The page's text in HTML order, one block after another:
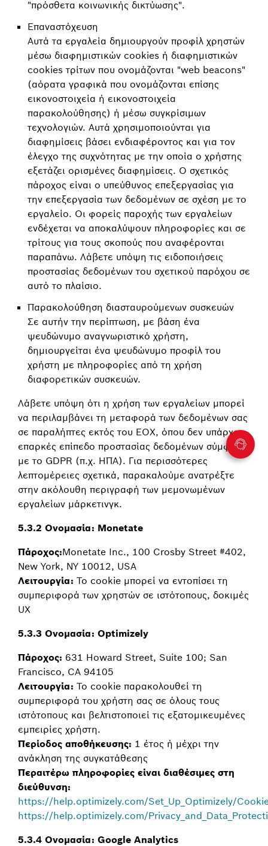
"πρόσθετα κοινωνικής δικτύωσης".
Επαναστόχευση
Αυτά τα εργαλεία δημιουργούν προφίλ χρηστών
μέσω διαφημιστικών cookies ή διαφημιστικών
cookies τρίτων που ονομάζονται "web beacons"
(αόρατα γραφικά που ονομάζονται επίσης
εικονοστοιχεία ή εικονοστοιχεία
παρακολούθησης) ή μέσω συγκρίσιμων
τεχνολογιών. Αυτά χρησιμοποιούνται για
διαφημίσεις βάσει ενδιαφέροντος και για τον
έλεγχο της συχνότητας με την οποία ο χρήστης
εξετάζει ορισμένες διαφημίσεις. Ο σχετικός
πάροχος είναι ο υπεύθυνος επεξεργασίας για
την επεξεργασία των δεδομένων σε σχέση με το
εργαλείο. Οι φορείς παροχής των εργαλείων
ενδέχεται να αποκαλύψουν πληροφορίες και σε
τρίτους για τους σκοπούς που αναφέρονται
παραπάνω. Λάβετε υπόψη τις ειδοποιήσεις
προστασίας δεδομένων του σχετικού παρόχου σε
αυτό το πλαίσιο.
Παρακολούθηση διασταυρούμενων συσκευών
Σε αυτήν την περίπτωση, με βάση ένα
ψευδώνυμο αναγνωριστικό χρήστη,
δημιουργείται ένα ψευδώνυμο προφίλ του
χρήστη με πληροφορίες από τη χρήση
διαφορετικών συσκευών.
Λάβετε υπόψη ότι η χρήση των εργαλείων μπορεί
να περιλαμβάνει τη μεταφορά των δεδομένων σας
σε παραλήπτες εκτός του ΕΟΧ, όπου δεν υπάρχει
επαρκές επίπεδο προστασίας δεδομένων σύμφωνα
με το GDPR (π.χ. ΗΠΑ). Για περισσότερες
λεπτομέρειες σχετικά, παρακαλούμε ανατρέξτε
στην ακόλουθη περιγραφή των μεμονωμένων
εργαλείων μάρκετινγκ.
5.3.2 Ονομασία: Monetate
Πάροχος:Monetate Inc., 100 Crosby Street #402,
New York, NY 10012, USA
Λειτουργία: Το cookie μπορεί να εντοπίσει τη
συμπεριφορά των χρηστών σε ιστότοπους, δοκιμές
UX
5.3.3 Ονομασία: Optimizely
Πάροχος: 631 Howard Street, Suite 100; San
Francisco, CA 94105
Λειτουργία: Το cookie παρακολουθεί τη
συμπεριφορά του χρήστη σας σε όλους τους
ιστότοπους και βελτιστοποιεί τις εξατομικευμένες
εμπειρίες χρήστη.
Περίοδος αποθήκευσης: 1 έτος ή μέχρι την
ανάκληση της συγκατάθεσης
Περαιτέρω πληροφορίες είναι διαθέσιμες στη
διεύθυνση:
https://help.optimizely.com/Set_Up_Optimizely/
https://help.optimizely.com/
5.3.4 Ονομασία: Google Analytics